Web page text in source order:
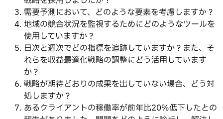
需要予測において、どのような要素を考慮しますか？
地域の競合状況を監視するためにどのようなツールを
使用していますか？
日次と週次でどの指標を追跡していますか？また、そ
れらを収益最適化戦略の調整にどう活用しています
か？
戦略が期待どおりの成果を出していない場合、どう対
処しますか？
あるクライアントの稼働率が前年比20%低下したとの